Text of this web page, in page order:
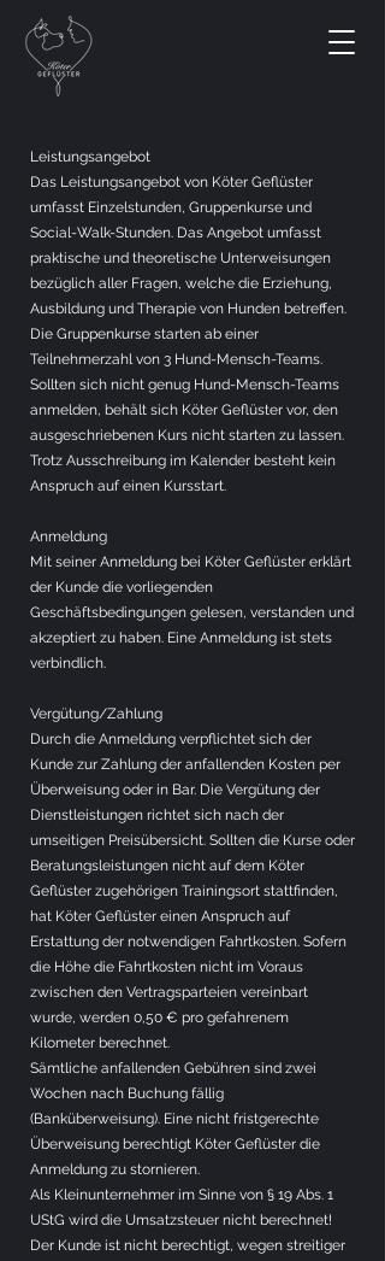
Leistungsangebot
Das Leistungsangebot von Köter Geflüster
umfasst Einzelstunden, Gruppenkurse und
Social-Walk-Stunden. Das Angebot umfasst
praktische und theoretische Unterweisungen
bezüglich aller Fragen, welche die Erziehung,
Ausbildung und Therapie von Hunden betreffen.
Die Gruppenkurse starten ab einer
Teilnehmerzahl von 3 Hund-Mensch-Teams.
Sollten sich nicht genug Hund-Mensch-Teams
anmelden, behält sich Köter Geflüster vor, den
ausgeschriebenen Kurs nicht starten zu lassen.
Trotz Ausschreibung im Kalender besteht kein
Anspruch auf einen Kursstart.
Anmeldung
Mit seiner Anmeldung bei Köter Geflüster erklärt
der Kunde die vorliegenden
Geschäftsbedingungen gelesen, verstanden und
akzeptiert zu haben. Eine Anmeldung ist stets
verbindlich.
Vergütung/Zahlung
Durch die Anmeldung verpflichtet sich der
Kunde zur Zahlung der anfallenden Kosten per
Überweisung oder in Bar. Die Vergütung der
Dienstleistungen richtet sich nach der
umseitigen Preisübersicht. Sollten die Kurse oder
Beratungsleistungen nicht auf dem Köter
Geflüster zugehörigen Trainingsort stattfinden,
hat Köter Geflüster einen Anspruch auf
Erstattung der notwendigen Fahrtkosten. Sofern
die Höhe die Fahrtkosten nicht im Voraus
zwischen den Vertragsparteien vereinbart
wurde, werden 0,50 € pro gefahrenem
Kilometer berechnet.
Sämtliche anfallenden Gebühren sind zwei
Wochen nach Buchung fällig
(Banküberweisung). Eine nicht fristgerechte
Überweisung berechtigt Köter Geflüster die
Anmeldung zu stornieren.
Als Kleinunternehmer im Sinne von § 19 Abs. 1
UStG wird die Umsatzsteuer nicht berechnet!
Der Kunde ist nicht berechtigt, wegen streitiger